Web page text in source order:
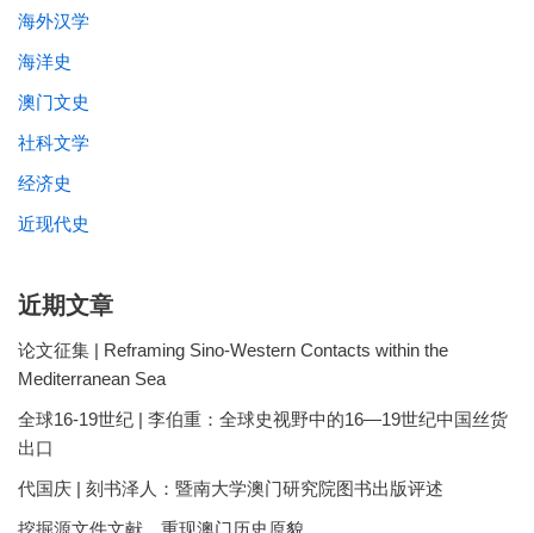
海外汉学
海洋史
澳门文史
社科文学
经济史
近现代史
近期文章
论文征集 | Reframing Sino-Western Contacts within the
Mediterranean Sea
全球16-19世纪 | 李伯重：全球史视野中的16—19世纪中国丝货
出口
代国庆 | 刻书泽人：暨南大学澳门研究院图书出版评述
挖掘源文件文献、重现澳门历史原貌